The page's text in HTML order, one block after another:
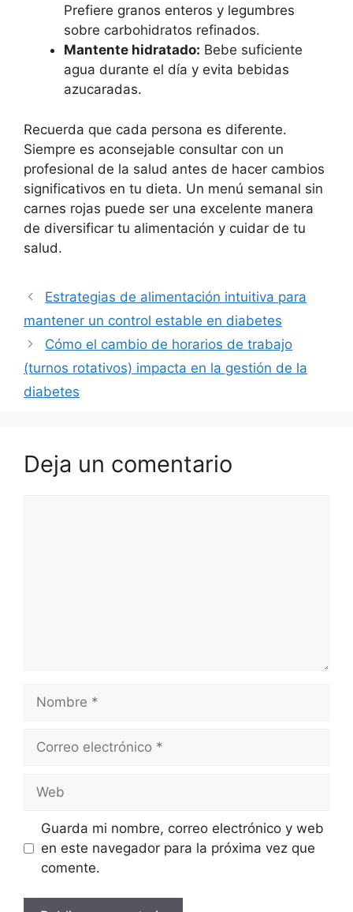
Prefiere granos enteros y legumbres
sobre carbohidratos refinados.
Mantente hidratado: Bebe suficiente
agua durante el día y evita bebidas
azucaradas.
Recuerda que cada persona es diferente.
Siempre es aconsejable consultar con un
profesional de la salud antes de hacer cambios
significativos en tu dieta. Un menú semanal sin
carnes rojas puede ser una excelente manera
de diversificar tu alimentación y cuidar de tu
salud.
Estrategias de alimentación intuitiva para
mantener un control estable en diabetes
Cómo el cambio de horarios de trabajo
(turnos rotativos) impacta en la gestión de la
diabetes
Deja un comentario
electrónico
Guarda mi nombre, correo electrónico y web
en este navegador para la próxima vez que
comente.